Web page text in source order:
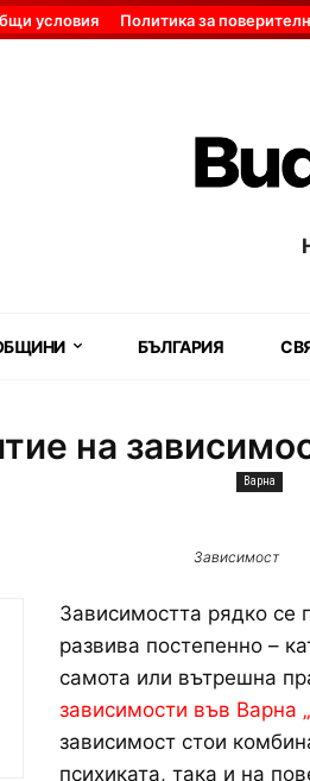
условия Политика за
БЪЛГАРИЯ
на
Варна
Зависимост
Зависимостта рядко се
развива постепенно –
самота или вътрешна
зависимости във Варна
зависимост стои
психиката, така и на